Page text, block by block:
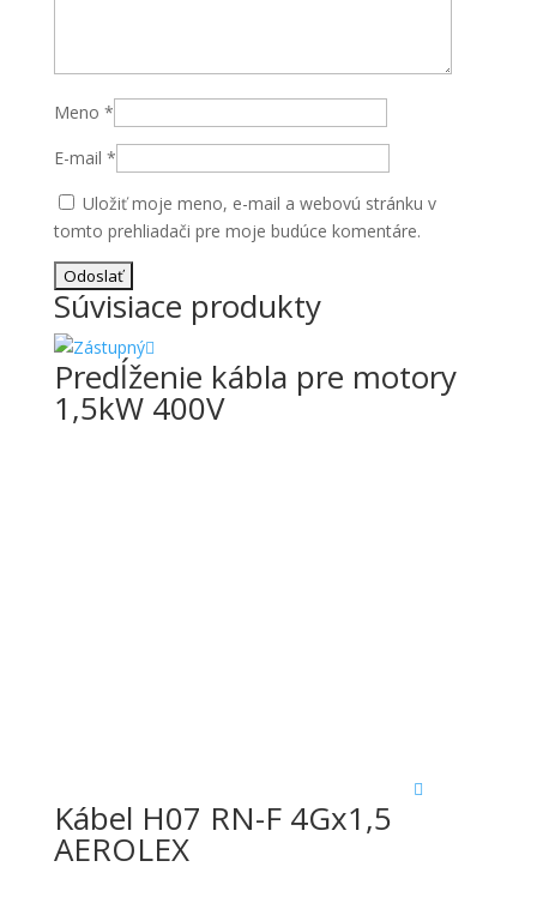
Meno *
E-mail *
Uložiť moje meno, e-mail a webovú stránku v
tomto prehliadači pre moje budúce komentáre.
Súvisiace produkty
Predĺženie kábla pre motory
1,5kW 400V
Kábel H07 RN-F 4Gx1,5
AEROLEX